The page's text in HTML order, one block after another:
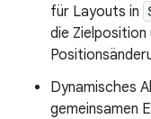
für Layouts in
die Zielposition
Dynamisches
gemeinsamen